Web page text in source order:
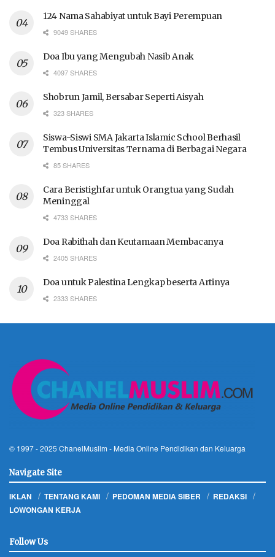
124 Nama Sahabiyat untuk Bayi Perempuan
9049 SHARES
Doa Ibu yang Mengubah Nasib Anak
4097 SHARES
Shobrun Jamil, Bersabar Seperti Aisyah
323 SHARES
Siswa-Siswi SMA Jakarta Islamic School Berhasil
Tembus Universitas Ternama di Berbagai Negara
85 SHARES
Cara Beristighfar untuk Orangtua yang Sudah
Meninggal
4733 SHARES
Doa Rabithah dan Keutamaan Membacanya
2405 SHARES
Doa untuk Palestina Lengkap beserta Artinya
2333 SHARES
© 1997 - 2025 ChanelMuslim - Media Online Pendidikan dan Keluarga
Navigate Site
IKLAN TENTANG KAMI PEDOMAN MEDIA SIBER
REDAKSI
LOWONGAN KERJA
Follow Us